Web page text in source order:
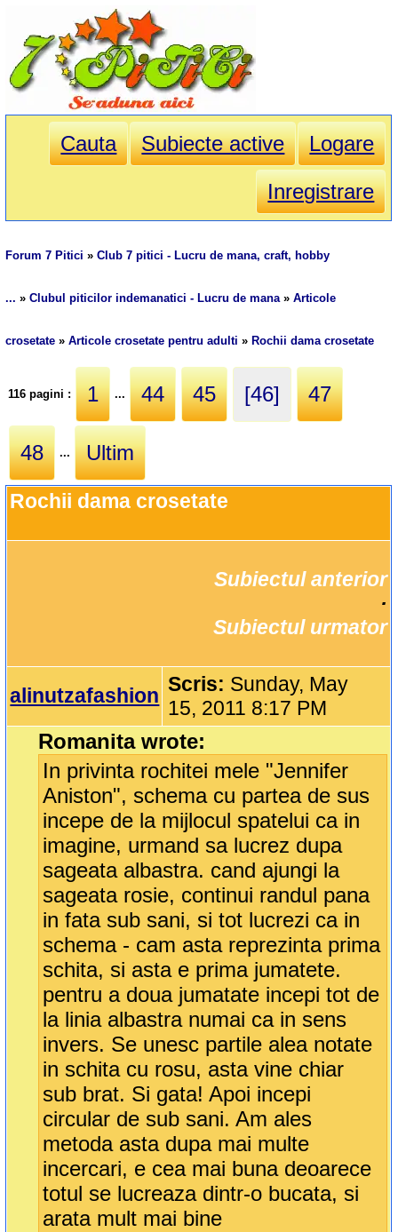
Cauta Subiecte active
Logare
Inregistrare
Forum 7 Pitici »Club 7 pitici - Lucru de mana, craft, hobby
... »Clubul piticilor indemanatici - Lucru de mana»Articole
crosetate »Articole crosetate pentru adulti » Rochii dama crosetate
116 pagini : 1 ... 44 45 [46] 47
48 ... Ultim
Rochii dama crosetate
Subiectul anterior
Subiectul urmator
alinutzafashion Scris: Sunday, May
15, 2011 8:17 PM
Romanita wrote:
In privinta rochitei mele "Jennifer
Aniston", schema cu partea de sus
incepe de la mijlocul spatelui ca in
imagine, urmand sa lucrez dupa
sageata albastra. cand ajungi la
sageata rosie, continui randul pana
in fata sub sani, si tot lucrezi ca in
schema - cam asta reprezinta prima
schita, si asta e prima jumatete.
pentru a doua jumatate incepi tot de
la linia albastra numai ca in sens
invers. Se unesc partile alea notate
in schita cu rosu, asta vine chiar
sub brat. Si gata! Apoi incepi
circular de sub sani. Am ales
metoda asta dupa mai multe
incercari, e cea mai buna deoarece
totul se lucreaza dintr-o bucata, si
arata mult mai bine